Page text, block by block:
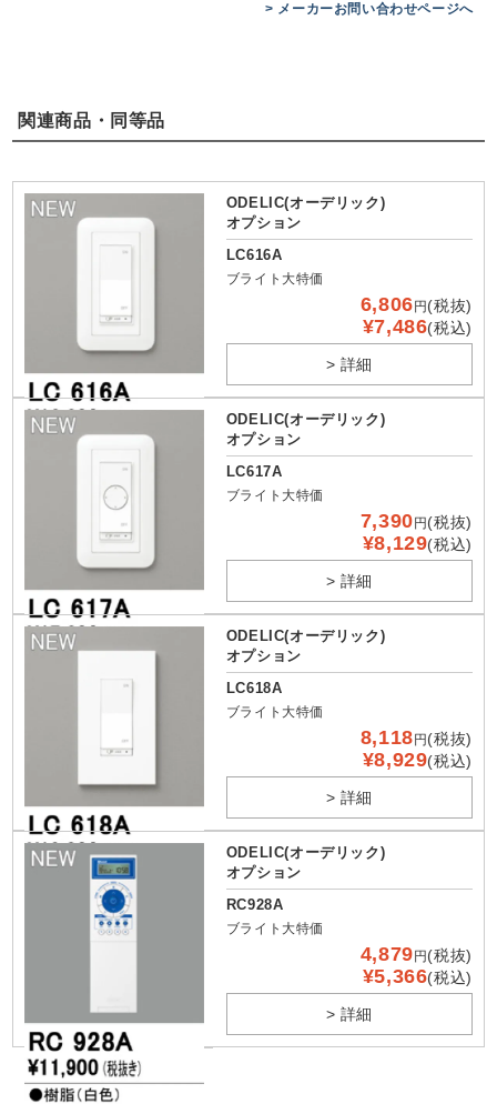
> メーカーお問い合わせページへ
関連商品・同等品
ODELIC(オーデリック)
オプション
LC616A
ブライト大特価
6,806 円 (税抜)
¥7,486(税込)
> 詳細
ODELIC(オーデリック)
オプション
LC617A
ブライト大特価
7,390 円 (税抜)
¥8,129(税込)
> 詳細
ODELIC(オーデリック)
オプション
LC618A
ブライト大特価
8,118 円 (税抜)
¥8,929(税込)
> 詳細
ODELIC(オーデリック)
オプション
RC928A
ブライト大特価
4,879 円 (税抜)
¥5,366(税込)
> 詳細